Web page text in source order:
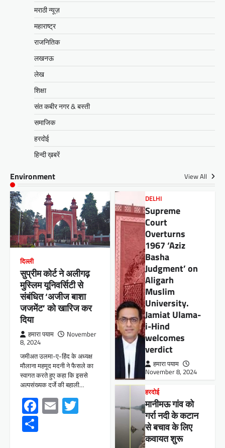
मराठी न्यूज़
महाराष्ट्र
राजनितिक
लखनऊ
लेख
शिक्षा
संत कबीर नगर & बस्ती
समाजिक
हरदोई
हिन्दी ख़बरें
Environment View All
दिल्ली
सुप्रीम कोर्ट ने अलीगढ़
मुस्लिम यूनिवर्सिटी से
संबंधित ‘अजीज बाशा
जजमेंट’ को खारिज कर
दिया
हमारा पयाम
November
8, 2024
जमीअत उलमा-ए-हिंद के अध्यक्ष
मौलाना महमूद मदनी ने फैसले का
स्वागत करते हुए कहा कि इससे
अल्पसंख्यक दर्जे की बहाली…
Facebook
Email Twitter
DELHI
Supreme
Court
Overturns
1967 ‘Aziz
Basha
Judgment’ on
Aligarh
Muslim
University.
Jamiat Ulama-
i-Hind
welcomes
verdict
हमारा पयाम
November 8, 2024
हरदोई
मानीमऊ गांव को
गर्रा नदी के कटान
से बचाव के लिए
कवायत शुरू